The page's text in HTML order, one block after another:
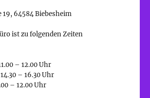
19, 64584 Biebesheim
ist zu folgenden Zeiten
– 12.00 Uhr
– 16.30 Uhr
– 12.00 Uhr